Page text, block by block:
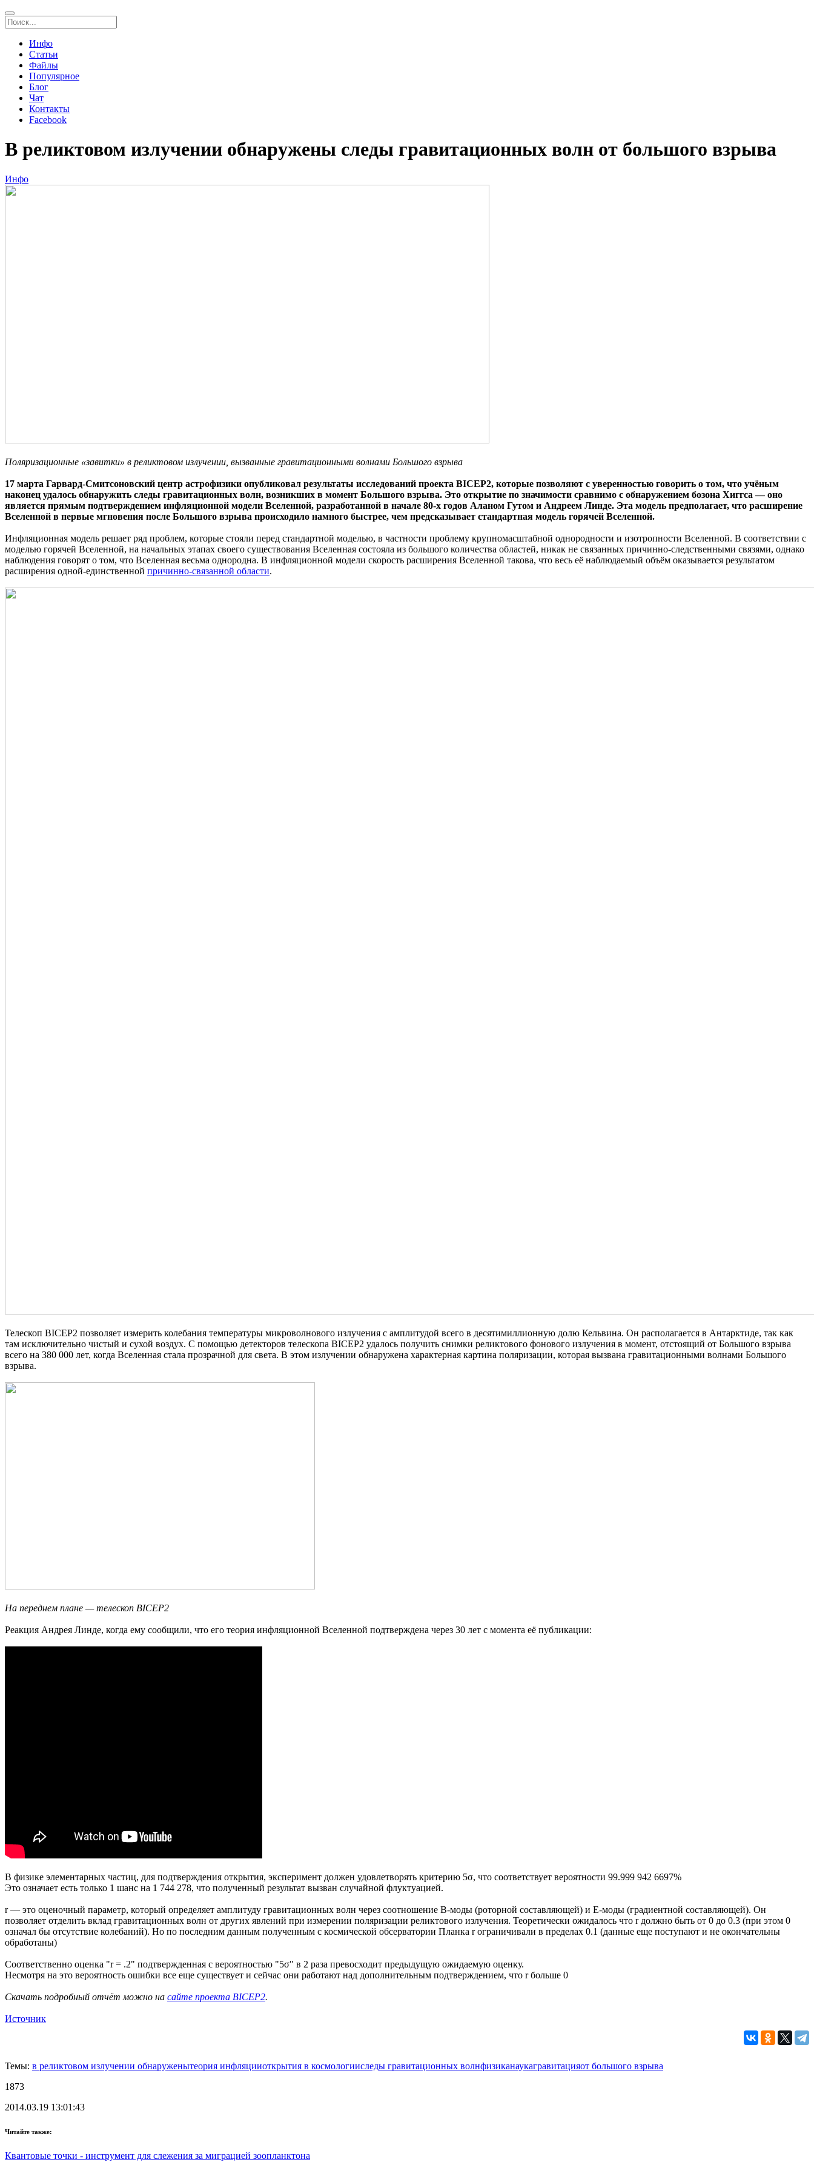
Инфо
Статьи
Файлы
Популярное
Блог
Чат
Контакты
Facebook
В реликтовом излучении обнаружены следы гравитационных волн от большого взрыва
Инфо
Поляризационные «завитки» в реликтовом излучении, вызванные гравитационными волнами Большого взрыва
17 марта Гарвард-Смитсоновский центр астрофизики опубликовал результаты исследований проекта BICEP2, которые позволяют с уверенностью говорить о том, что учёным
наконец удалось обнаружить следы гравитационных волн, возникших в момент Большого взрыва. Это открытие по значимости сравнимо с обнаружением бозона Хиггса — оно
является прямым подтверждением инфляционной модели Вселенной, разработанной в начале 80-х годов Аланом Гутом и Андреем Линде. Эта модель предполагает, что расширение
Вселенной в первые мгновения после Большого взрыва происходило намного быстрее, чем предсказывает стандартная модель горячей Вселенной.
Инфляционная модель решает ряд проблем, которые стояли перед стандартной моделью, в частности проблему крупномасштабной однородности и изотропности Вселенной. В соответствии с
моделью горячей Вселенной, на начальных этапах своего существования Вселенная состояла из большого количества областей, никак не связанных причинно-следственными связями, однако
наблюдения говорят о том, что Вселенная весьма однородна. В инфляционной модели скорость расширения Вселенной такова, что весь её наблюдаемый объём оказывается результатом
расширения одной-единственной причинно-связанной области.
Телескоп BICEP2 позволяет измерить колебания температуры микроволнового излучения с амплитудой всего в десятимиллионную долю Кельвина. Он располагается в Антарктиде, так как
там исключительно чистый и сухой воздух. С помощью детекторов телескопа BICEP2 удалось получить снимки реликтового фонового излучения в момент, отстоящий от Большого взрыва
всего на 380 000 лет, когда Вселенная стала прозрачной для света. В этом излучении обнаружена характерная картина поляризации, которая вызвана гравитационными волнами Большого
взрыва.
На переднем плане — телескоп BICEP2
Реакция Андрея Линде, когда ему сообщили, что его теория инфляционной Вселенной подтверждена через 30 лет с момента её публикации:
В физике элементарных частиц, для подтверждения открытия, эксперимент должен удовлетворять критерию 5σ, что соответствует вероятности 99.999 942 6697%
Это означает есть только 1 шанс на 1 744 278, что полученный результат вызван случайной флуктуацией.
r — это оценочный параметр, который определяет амплитуду гравитационных волн через соотношение B-моды (роторной составляющей) и E-моды (градиентной составляющей). Он
позволяет отделить вклад гравитационных волн от других явлений при измерении поляризации реликтового излучения. Теоретически ожидалось что r должно быть от 0 до 0.3 (при этом 0
означал бы отсутствие колебаний). Но по последним данным полученным с космической обсерватории Планка r ограничивали в пределах 0.1 (данные еще поступают и не окончательны
обработаны)
Соответственно оценка "r = .2" подтвержденная с вероятностью "5σ" в 2 раза превосходит предыдущую ожидаемую оценку.
Несмотря на это вероятность ошибки все еще существует и сейчас они работают над дополнительным подтверждением, что r больше 0
Скачать подробный отчёт можно на сайте проекта BICEP2.
Источник
Темы: в реликтовом излучении обнаруженытеория инфляцииоткрытия в космологииследы гравитационных волнфизиканаукагравитацияот большого взрыва
1873
2014.03.19 13:01:43
Читайте также:
Квантовые точки - инструмент для слежения за миграцией зоопланктона